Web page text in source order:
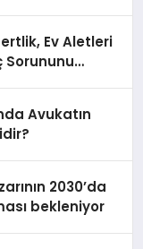
Ev Aletleri
Avukatın
2030’da
bekleniyor